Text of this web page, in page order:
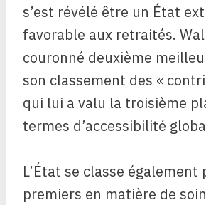
s’est révélé être un État
favorable aux retraités.
couronné deuxième
son classement des «
qui lui a valu la troisième
termes d’accessibilité
L’État se classe également
premiers en matière de